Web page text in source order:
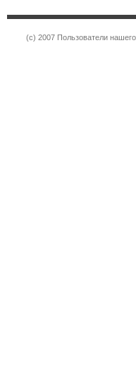
(c) 2007 Пользователи